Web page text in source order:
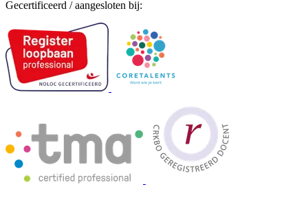
Gecertificeerd / aangesloten bij: